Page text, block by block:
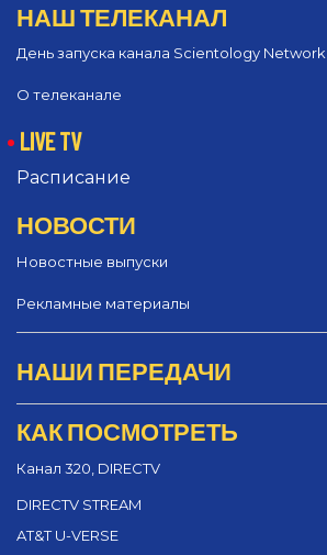
НАШ ТЕЛЕКАНАЛ
День запуска канала Scientology Network
О телеканале
LIVE TV
Расписание
НОВОСТИ
Новостные выпуски
Рекламные материалы
НАШИ ПЕРЕДАЧИ
КАК ПОСМОТРЕТЬ
Канал 320, DIRECTV
DIRECTV STREAM
AT&T U-VERSE